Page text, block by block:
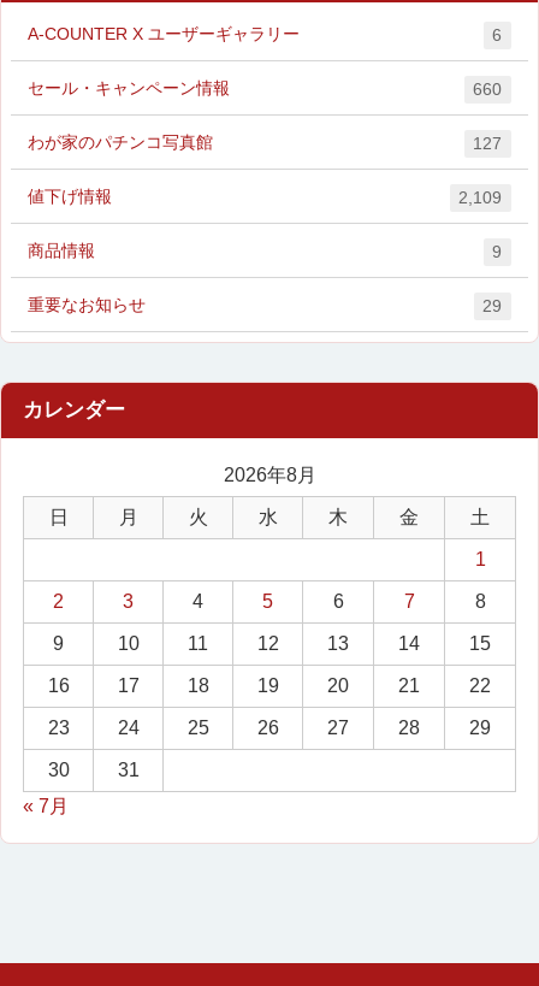
A-COUNTER X ユーザーギャラリー 6
セール・キャンペーン情報 660
わが家のパチンコ写真館 127
値下げ情報 2,109
商品情報 9
重要なお知らせ 29
2026年8月
日 月 火 水 木 金 土
1
2 3 4 5 6 7 8
9 10 11 12 13 14 15
16 17 18 19 20 21 22
23 24 25 26 27 28 29
30
31
« 7月